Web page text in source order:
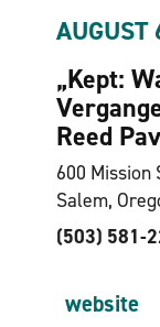
AUGUST
„Kept:
Reed
600 Mission
Salem,
(503) 581-
website